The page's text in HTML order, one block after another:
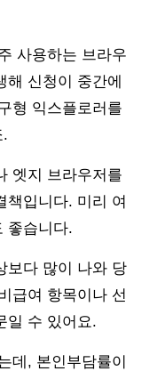
사용하는 브라우
해 신청이 중간에
형 익스플로러를
.
엣지 브라우저를
책입니다. 미리 여
좋습니다.
보다 많이 나와 당
급여 항목이나 선
일 수 있어요.
데, 본인부담률이